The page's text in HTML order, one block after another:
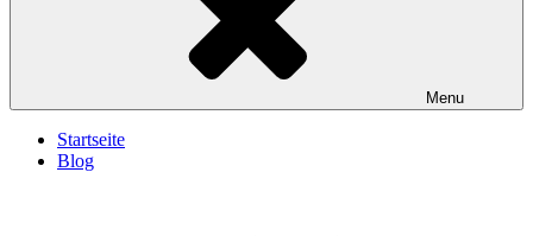
Menu
Startseite
Blog